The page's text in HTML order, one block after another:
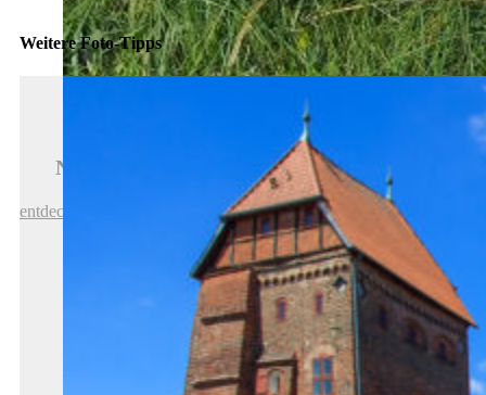
Nachhaltigkeit im Schmidt-Buch-Verlag
entdecken
Weitere Foto-Tipps